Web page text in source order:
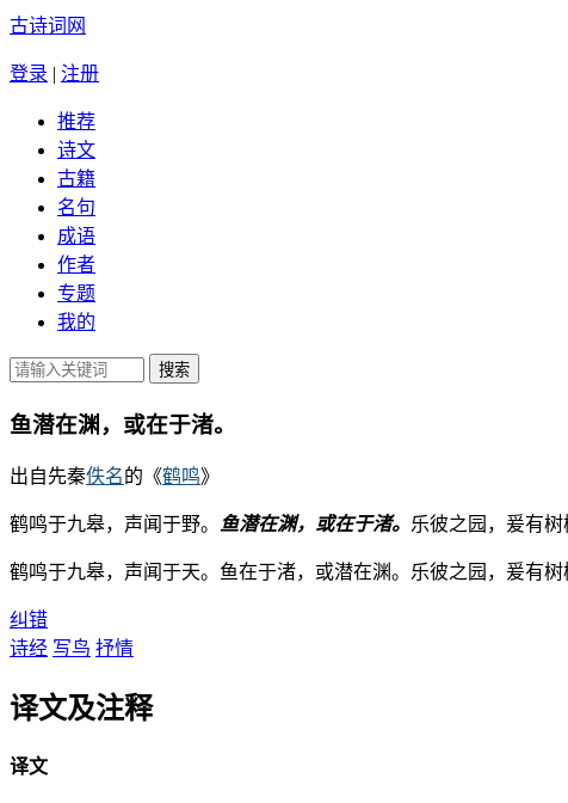
古诗词网
登录 | 注册
推荐
诗文
古籍
名句
成语
作者
专题
我的
鱼潜在渊，或在于渚。
出自先秦佚名的《鹤鸣》
鹤鸣于九皋，声闻于野。 鱼潜在渊，或在于渚。 乐彼之园，爰有树
鹤鸣于九皋，声闻于天。鱼在于渚，或潜在渊。乐彼之园，爰有树
纠错
诗经 写鸟 抒情
译文及注释
译文